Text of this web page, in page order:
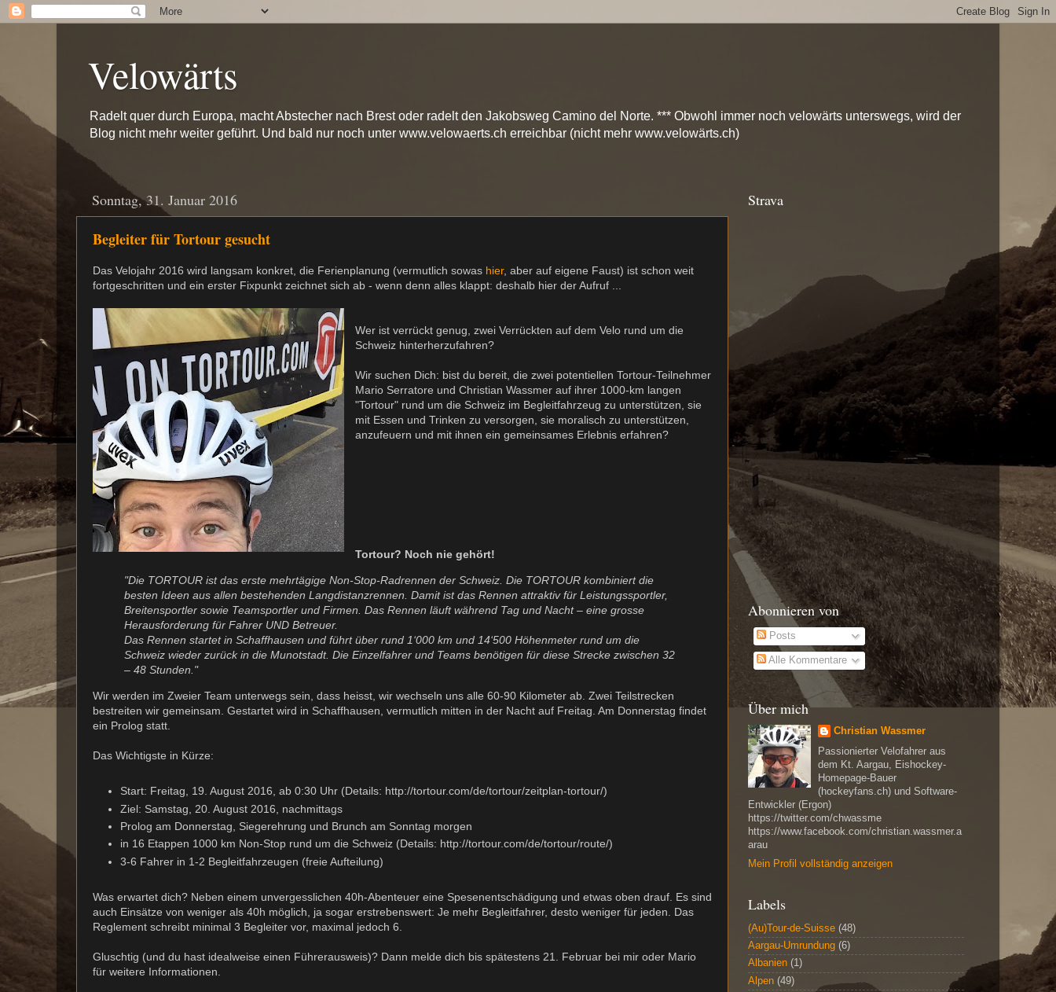
Velowärts
Radelt quer durch Europa, macht Abstecher nach Brest oder radelt den Jakobsweg Camino del Norte. *** Obwohl immer noch velowärts unterswegs, wird der
Blog nicht mehr weiter geführt. Und bald nur noch unter www.velowaerts.ch erreichbar (nicht mehr www.velowärts.ch)
Sonntag, 31. Januar 2016
Begleiter für Tortour gesucht
Das Velojahr 2016 wird langsam konkret, die Ferienplanung (vermutlich sowas hier, aber auf eigene Faust) ist schon weit
fortgeschritten und ein erster Fixpunkt zeichnet sich ab - wenn denn alles klappt: deshalb hier der Aufruf ...
Wer ist verrückt genug, zwei Verrückten auf dem Velo rund um die
Schweiz hinterherzufahren?
Wir suchen Dich: bist du bereit, die zwei potentiellen Tortour-Teilnehmer
Mario Serratore und Christian Wassmer auf ihrer 1000-km langen
"Tortour" rund um die Schweiz im Begleitfahrzeug zu unterstützen, sie
mit Essen und Trinken zu versorgen, sie moralisch zu unterstützen,
anzufeuern und mit ihnen ein gemeinsames Erlebnis erfahren?
Tortour? Noch nie gehört!
"Die TORTOUR ist das erste mehrtägige Non-Stop-Radrennen der Schweiz. Die TORTOUR kombiniert die
besten Ideen aus allen bestehenden Langdistanzrennen. Damit ist das Rennen attraktiv für Leistungssportler,
Breitensportler sowie Teamsportler und Firmen. Das Rennen läuft während Tag und Nacht – eine grosse
Herausforderung für Fahrer UND Betreuer.
Das Rennen startet in Schaffhausen und führt über rund 1‘000 km und 14‘500 Höhenmeter rund um die
Schweiz wieder zurück in die Munotstadt. Die Einzelfahrer und Teams benötigen für diese Strecke zwischen 32
– 48 Stunden."
Wir werden im Zweier Team unterwegs sein, dass heisst, wir wechseln uns alle 60-90 Kilometer ab. Zwei Teilstrecken
bestreiten wir gemeinsam. Gestartet wird in Schaffhausen, vermutlich mitten in der Nacht auf Freitag. Am Donnerstag findet
ein Prolog statt.
Das Wichtigste in Kürze:
Start: Freitag, 19. August 2016, ab 0:30 Uhr (Details: http://tortour.com/de/tortour/zeitplan-tortour/)
Ziel: Samstag, 20. August 2016, nachmittags
Prolog am Donnerstag, Siegerehrung und Brunch am Sonntag morgen
in 16 Etappen 1000 km Non-Stop rund um die Schweiz (Details: http://tortour.com/de/tortour/route/)
3-6 Fahrer in 1-2 Begleitfahrzeugen (freie Aufteilung)
Was erwartet dich? Neben einem unvergesslichen 40h-Abenteuer eine Spesenentschädigung und etwas oben drauf. Es sind
auch Einsätze von weniger als 40h möglich, ja sogar erstrebenswert: Je mehr Begleitfahrer, desto weniger für jeden. Das
Reglement schreibt minimal 3 Begleiter vor, maximal jedoch 6.
Gluschtig (und du hast idealweise einen Führerausweis)? Dann melde dich bis spätestens 21. Februar bei mir oder Mario
für weitere Informationen.
Strava
Abonnieren von
Posts
Alle Kommentare
Über mich
Christian Wassmer
Passionierter Velofahrer aus
dem Kt. Aargau, Eishockey-
Homepage-Bauer
(hockeyfans.ch) und Software-
Entwickler (Ergon)
https://twitter.com/chwassme
https://www.facebook.com/christian.wassmer.a
arau
Mein Profil vollständig anzeigen
Labels
(Au)Tour-de-Suisse (48)
Aargau-Umrundung (6)
Albanien (1)
Alpen (49)